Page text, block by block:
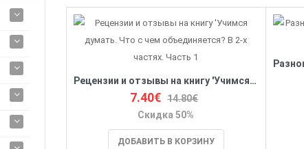
Рецензии и отзывы на книгу 'Учимся думать. Что с чем объединяется? В 2-х частях. Часть 1
7.40€ 14.80€
Скидка 50%
ДОБАВИТЬ В КОРЗИНУ